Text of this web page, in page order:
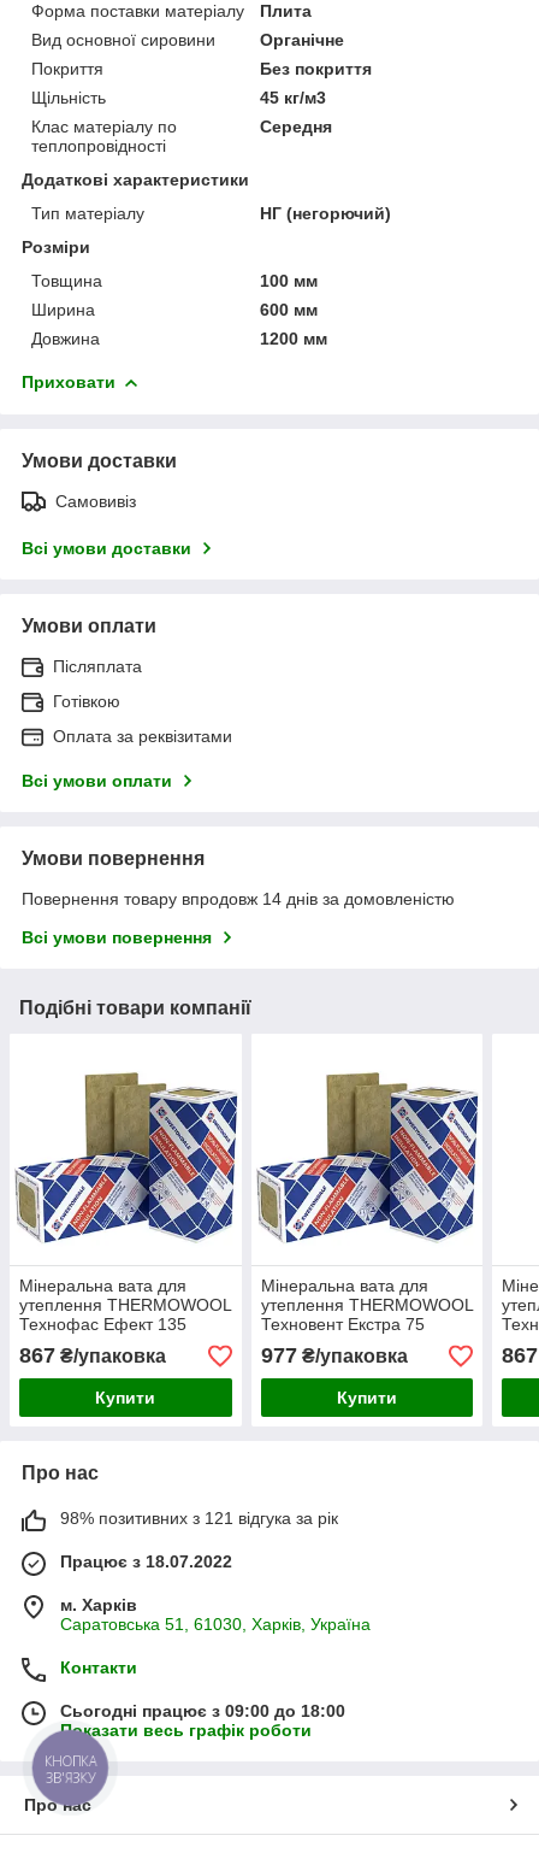
Форма поставки матеріалу
Плита
Вид основної сировини
Органічне
Покриття
Без покриття
Щільність
45 кг/м3
Клас матеріалу по
теплопровідності
Середня
Додаткові характеристики
Тип матеріалу
НГ (негорючий)
Розміри
Товщина
100 мм
Ширина
600 мм
Довжина
1200 мм
Приховати
Умови доставки
Самовивіз
Всі умови доставки
Умови оплати
Післяплата
Готівкою
Оплата за реквізитами
Всі умови оплати
Умови повернення
Повернення товару впродовж 14 днів за домовленістю
Всі умови повернення
Подібні товари компанії
Мінеральна вата для
утеплення THERMOWOOL
Технофас Ефект 135
1200*600*100мм
867 ₴/упаковка
Купити
Мінеральна вата для
утеплення THERMOWOOL
Техновент Екстра 75
1200*600*50мм
977₴/упаковка
Купити
867
Про нас
98% позитивних з 121 відгука за рік
Працює з 18.07.2022
м. Харків
Саратовська 51, 61030, Харків, Україна
Контакти
Сьогодні працює з 09:00 до 18:00
Показати весь графік роботи
Про нас
КНОПКА
ЗВ'ЯЗКУ